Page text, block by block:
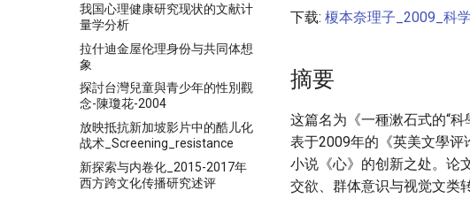
我国心理健康研究现状的文献计
量学分析
拉什迪金屋伦理身份与共同体想
象
探討台灣兒童與青少年的性別觀
念-陳瓊花-2004
放映抵抗新加坡影片中的酷儿化
战术_Screening_resistance
新探索与内卷化_2015-2017年
西方跨文化传播研究述评
下载: 榎本奈理子_2009_科
摘要
这篇名为《一種漱石式的“
表于2009年的《英美文學
小说《心》的创新之处。论
交欲、群体意识与视觉文类